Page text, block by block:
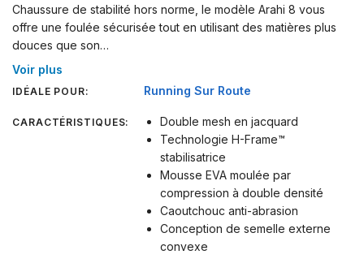
Chaussure de stabilité hors norme, le modèle Arahi 8 vous
offre une foulée sécurisée tout en utilisant des matières plus
douces que son…
Voir plus
IDÉALE POUR: Running Sur Route
CARACTÉRISTIQUES:
Double mesh en jacquard
Technologie H-Frame™
stabilisatrice
Mousse EVA moulée par
compression à double densité
Caoutchouc anti-abrasion
Conception de semelle externe
convexe